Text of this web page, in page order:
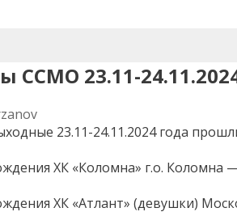
ССМО 23.11-
23.11-24.11.2024 года
ХК «Коломна» г.о. Коломна
ХК «Атлант» (девушки)